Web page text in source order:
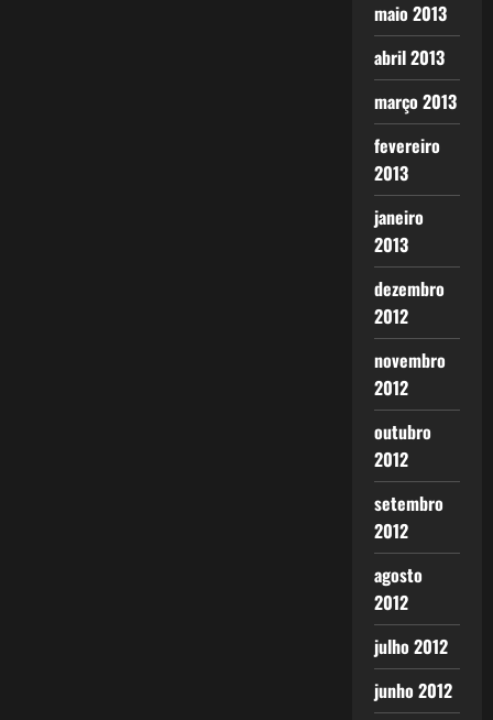
maio 2013
abril 2013
março 2013
fevereiro
2013
janeiro
2013
dezembro
2012
novembro
2012
outubro
2012
setembro
2012
agosto
2012
julho 2012
junho 2012